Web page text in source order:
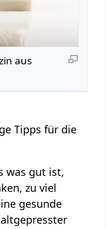
aus
Tipps für die
was gut ist,
zu viel
gesunde